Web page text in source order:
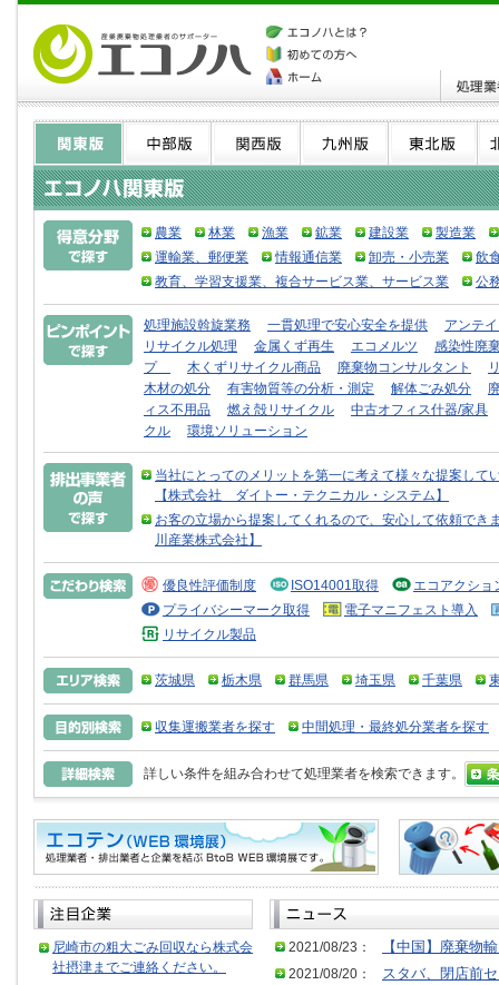
農業 林業 漁業 鉱業 建設業
製造業
運輸業、郵便業
情報通信業 卸売・小売業
飲
教育、学習支援業、複合サービス業、サービス業
公
処理施設斡旋業務 一貫処理で安心安全を提供
アンテ
リサイクル処理
金属くず再生 エコメルツ
感染性廃
プ
木くずリサイクル商品 廃棄物コンサルタント
木材の処分
有害物質等の分析・測定 解体ごみ処分
ィス不用品
燃え殻リサイクル
中古オフィス什器/家具
クル
環境ソリューション
当社にとってのメリットを第一に考えて様々な提案し
【株式会社 ダイトー・テクニカル・システム】
お客の立場から提案してくれるので、安心して依頼で
川産業株式会社】
優良性評価制度 ISO14001取得
エコアクショ
プライバシーマーク取得
電子マニフェスト導入
リサイクル製品
茨城県 栃木県 群馬県 埼玉県 千葉県
収集運搬業者を探す 中間処理・最終処分業者を探す
詳しい条件を組み合わせて処理業者を検索できます。
尼崎市の粗大ごみ回収なら株式会
社摂津までご連絡ください。
2021/08/23：
【中国】廃棄物
2021/08/20：
スタバ、閉店前